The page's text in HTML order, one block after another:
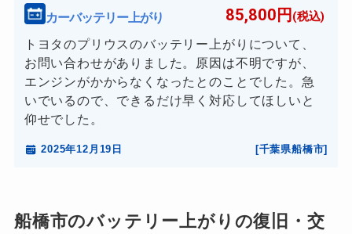
カーバッテリー上がり 85,800円 (税込)
トヨタのプリウスのバッテリー上がりについて、
お問い合わせがありました。原因は不明ですが、
エンジンがかからなくなったとのことでした。急
いでいるので、できるだけ早く対応してほしいと
仰せでした。
2025年12月19日 [千葉県船橋市]
船橋市のバッテリー上がりの復旧・交